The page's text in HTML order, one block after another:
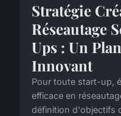
Stratégie
Réseautage
Ups : Un
Innovant
Pour toute start-up,
efficace en
définition d'objectifs